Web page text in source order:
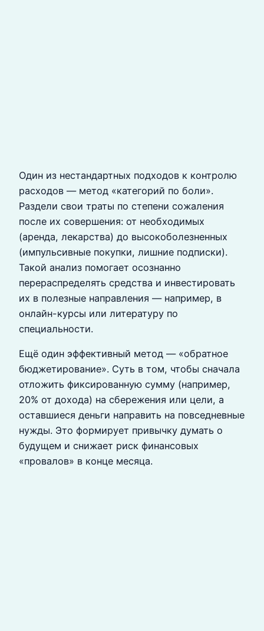
Один из нестандартных подходов к контролю
расходов — метод «категорий по боли».
Раздели свои траты по степени сожаления
после их совершения: от необходимых
(аренда, лекарства) до высокоболезненных
(импульсивные покупки, лишние подписки).
Такой анализ помогает осознанно
перераспределять средства и инвестировать
их в полезные направления — например, в
онлайн-курсы или литературу по
специальности.
Ещё один эффективный метод — «обратное
бюджетирование». Суть в том, чтобы сначала
отложить фиксированную сумму (например,
20% от дохода) на сбережения или цели, а
оставшиеся деньги направить на повседневные
нужды. Это формирует привычку думать о
будущем и снижает риск финансовых
«провалов» в конце месяца.